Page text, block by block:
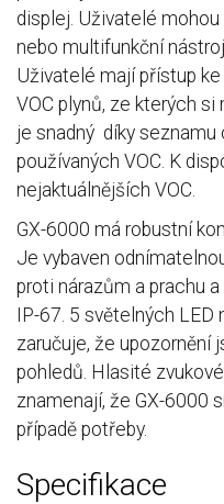
displej. Uživatelé
nebo multifunkční
Uživatelé mají přístup
VOC plynů, ze kterých si
je snadný díky seznamu
používaných VOC. K
nejaktuálnějších VOC.
GX-6000 má robustní
Je vybaven
proti nárazům a prachu
IP-67. 5 světelných
zaručuje, že upozornění
pohledů. Hlasité
znamenají, že GX-6000
případě potřeby.
Specifikace